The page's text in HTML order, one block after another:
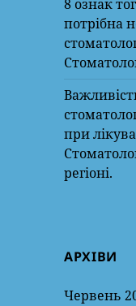
8 ознак
потрібна
при
регіоні.
АРХІВИ
Червень